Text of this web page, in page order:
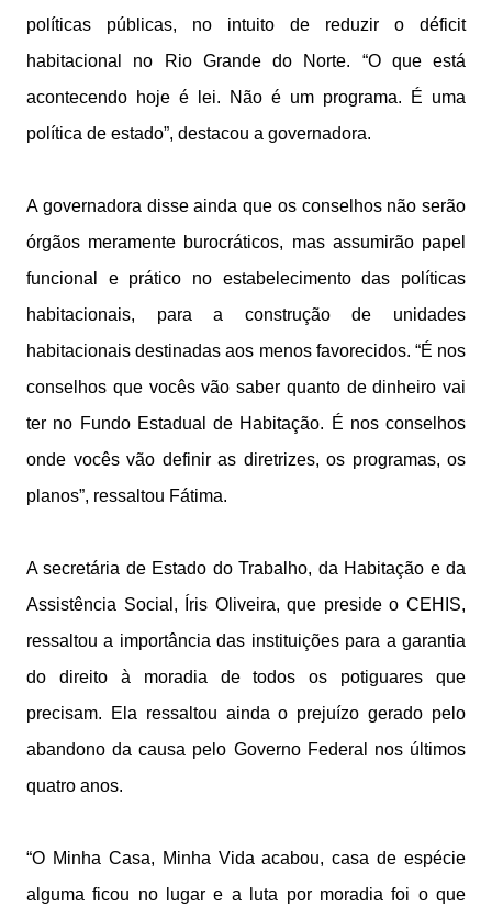
políticas públicas, no intuito de reduzir o déficit
habitacional no Rio Grande do Norte. “O que está
acontecendo hoje é lei. Não é um programa. É uma
política de estado”, destacou a governadora.
A governadora disse ainda que os conselhos não serão
órgãos meramente burocráticos, mas assumirão papel
funcional e prático no estabelecimento das políticas
habitacionais, para a construção de unidades
habitacionais destinadas aos menos favorecidos. “É nos
conselhos que vocês vão saber quanto de dinheiro vai
ter no Fundo Estadual de Habitação. É nos conselhos
onde vocês vão definir as diretrizes, os programas, os
planos”, ressaltou Fátima.
A secretária de Estado do Trabalho, da Habitação e da
Assistência Social, Íris Oliveira, que preside o CEHIS,
ressaltou a importância das instituições para a garantia
do direito à moradia de todos os potiguares que
precisam. Ela ressaltou ainda o prejuízo gerado pelo
abandono da causa pelo Governo Federal nos últimos
quatro anos.
“O Minha Casa, Minha Vida acabou, casa de espécie
alguma ficou no lugar e a luta por moradia foi o que